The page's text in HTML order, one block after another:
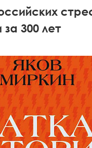
300 лет